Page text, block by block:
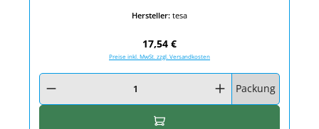
Hersteller: tesa
Regulärer Preis:
17,54 €
Preise inkl. MwSt. zzgl. Versandkosten
Produkt Anzahl: Gib den gewünschten Wert ein oder benutze die
Packung
In den Warenkorb